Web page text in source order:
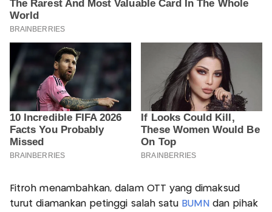
Fitroh menambahkan, dalam OTT yang dimaksud
turut diamankan petinggi salah satu BUMN dan pihak